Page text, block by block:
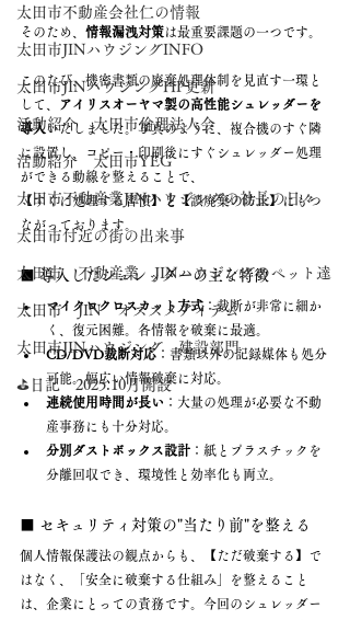
太田市不動産会社仁の情報
太田市JINハウジングINFO
太田市JINハウジングHP更新
活動紹介 太田市倫理法人会
活動紹介 太田市YEG
太田市不動産業JINハウジングの社長の日々
太田市付近の街の出来事
太田市 不動産業 JINハウジングのペット達
太田市 JIN オススメアイテム
太田市JINハウジング 建設部門
⛳日記 2025.10月開設
そのため、 情報漏洩対策は最重要課題の一つです。
このたび、機密書類の廃棄処理体制を見直す一環と
して、
アイリスオーヤマ製の高性能シュレッダーを
導入いたしました。写真のように、複合機のすぐ隣
に設置し、コピー・印刷後にすぐシュレッダー処理
ができる動線を整えることで、
【すぐに処理する習慣】 と 【誤廃棄の防止】にもつ
ながっております。
■ 導入したシュレッダーの主な特徴
マイクロクロスカット方式：裁断が非常に細か
く、復元困難。各情報を破棄に最適。
CD/DVD裁断対応 ：書類以外の記録媒体も処分
可能。幅広い情報破棄に対応。
連続使用時間が長い ：大量の処理が必要な不動
産事務にも十分対応。
分別ダストボックス設計 ：紙とプラスチックを
分離回収でき、環境性と効率化も両立。
■ セキュリティ対策の"当たり前"を整える
個人情報保護法の観点からも、【ただ破棄する】で
はなく、「安全に破棄する仕組み」を整えること
は、企業にとっての責務です。今回のシュレッダー